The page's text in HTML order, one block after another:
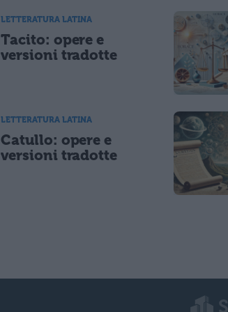
LETTERATURA LATINA
Tacito: opere e
versioni tradotte
LETTERATURA LATINA
Catullo: opere e
versioni tradotte